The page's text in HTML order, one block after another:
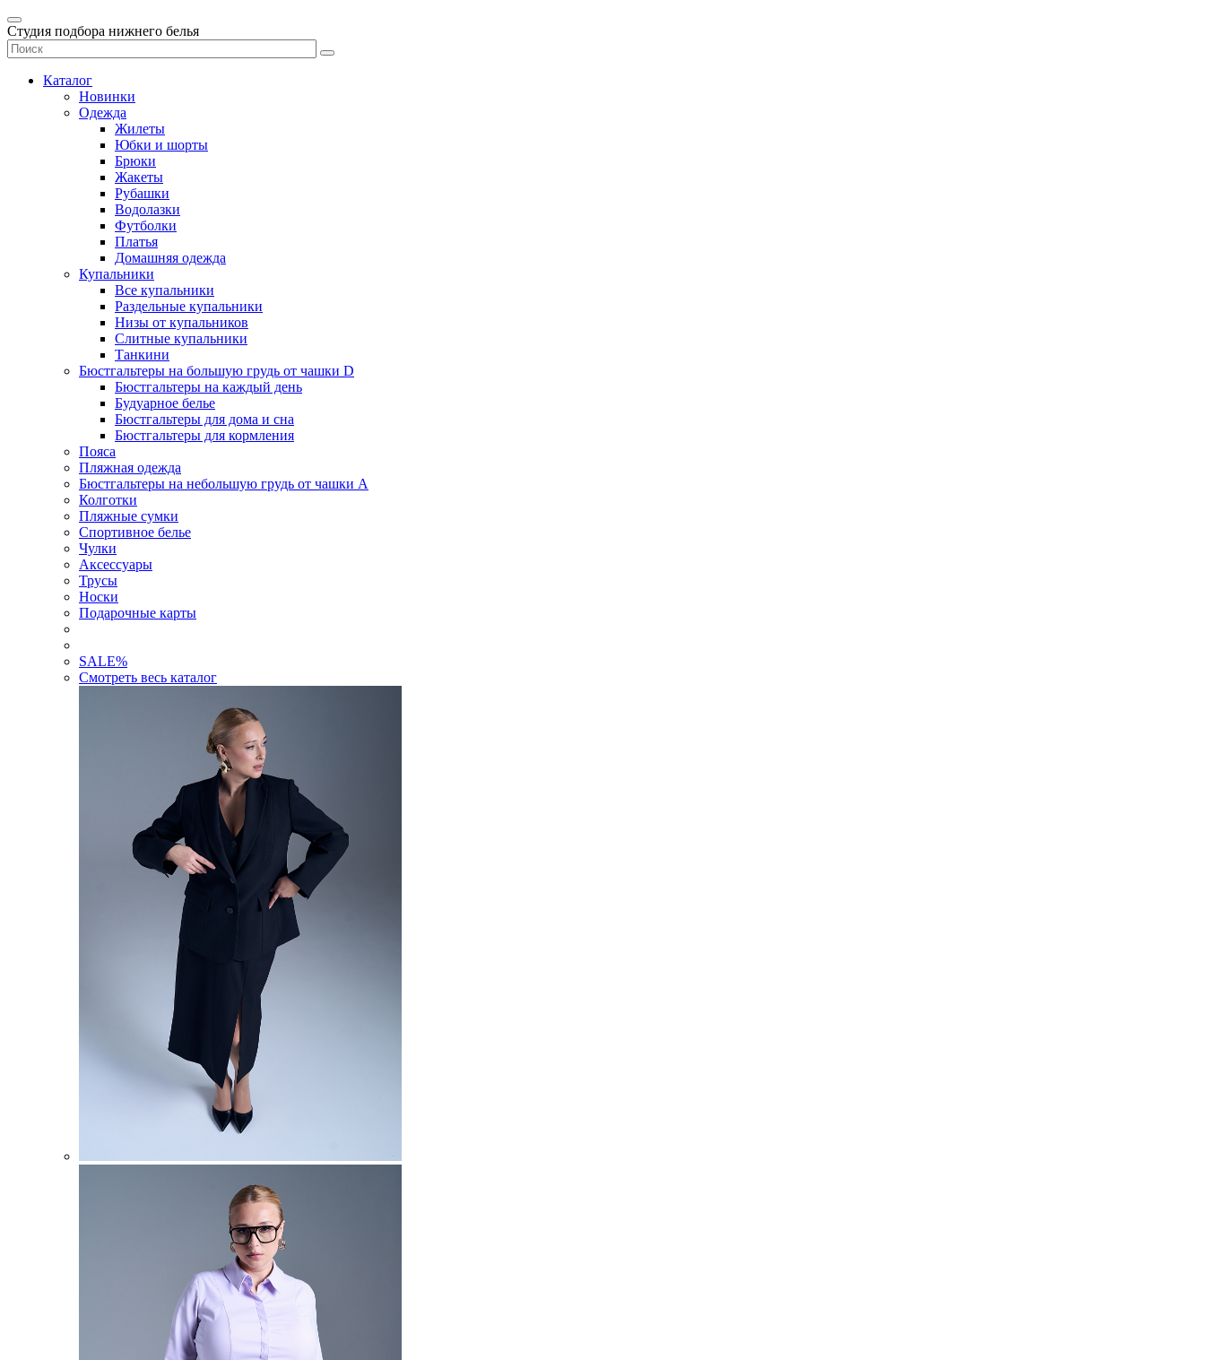
Студия подбора нижнего белья
Каталог
Новинки
Одежда
Жилеты
Юбки и шорты
Брюки
Жакеты
Рубашки
Водолазки
Футболки
Платья
Домашняя одежда
Купальники
Все купальники
Раздельные купальники
Низы от купальников
Слитные купальники
Танкини
Бюстгальтеры на большую грудь от чашки D
Бюстгальтеры на каждый день
Будуарное белье
Бюстгальтеры для дома и сна
Бюстгальтеры для кормления
Пояса
Пляжная одежда
Бюстгальтеры на небольшую грудь от чашки А
Колготки
Пляжные сумки
Спортивное белье
Чулки
Аксессуары
Трусы
Носки
Подарочные карты
SALE%
Смотреть весь каталог